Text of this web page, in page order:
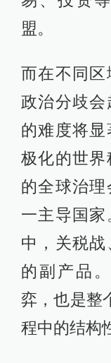
盟。
而在不同区
政治分歧
的难度将
极化的世
的全球治
一主导国
中，关税
的副产品
弈，也是整
程中的结构